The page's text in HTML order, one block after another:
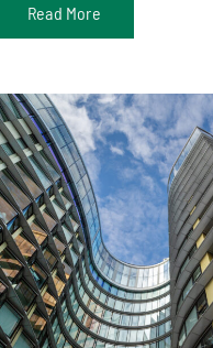
Read More